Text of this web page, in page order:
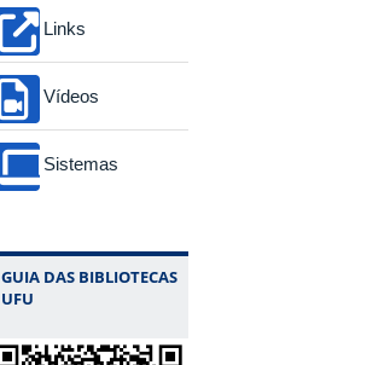
Links
Vídeos
Sistemas
GUIA DAS BIBLIOTECAS
UFU